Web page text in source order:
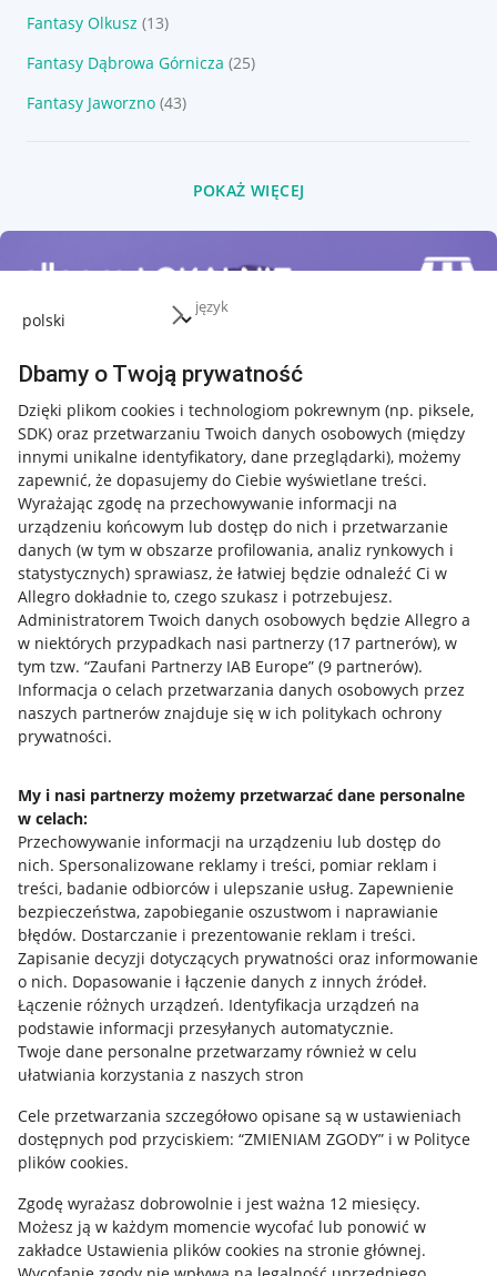
język
Dbamy o Twoją prywatność
Dzięki plikom cookies i technologiom pokrewnym (np. piksele,
SDK) oraz przetwarzaniu Twoich danych osobowych (między
innymi unikalne identyfikatory, dane przeglądarki), możemy
zapewnić, że dopasujemy do Ciebie wyświetlane treści.
Wyrażając zgodę na przechowywanie informacji na
urządzeniu końcowym lub dostęp do nich i przetwarzanie
danych (w tym w obszarze profilowania, analiz rynkowych i
statystycznych) sprawiasz, że łatwiej będzie odnaleźć Ci w
Allegro dokładnie to, czego szukasz i potrzebujesz.
Administratorem Twoich danych osobowych będzie Allegro a
w niektórych przypadkach nasi partnerzy (17 partnerów), w
tym tzw. “Zaufani Partnerzy IAB Europe” (9 partnerów).
Informacja o celach przetwarzania danych osobowych przez
naszych partnerów znajduje się w ich politykach ochrony
prywatności.
My i nasi partnerzy możemy przetwarzać dane personalne
w celach:
Przechowywanie informacji na urządzeniu lub dostęp do
nich. Spersonalizowane reklamy i treści, pomiar reklam i
treści, badanie odbiorców i ulepszanie usług. Zapewnienie
bezpieczeństwa, zapobieganie oszustwom i naprawianie
błędów. Dostarczanie i prezentowanie reklam i treści.
Zapisanie decyzji dotyczących prywatności oraz informowanie
o nich. Dopasowanie i łączenie danych z innych źródeł.
Łączenie różnych urządzeń. Identyfikacja urządzeń na
podstawie informacji przesyłanych automatycznie.
Twoje dane personalne przetwarzamy również w celu
ułatwiania korzystania z naszych stron
Cele przetwarzania szczegółowo opisane są w ustawieniach
dostępnych pod przyciskiem: “ZMIENIAM ZGODY” i w Polityce
plików cookies.
Zgodę wyrażasz dobrowolnie i jest ważna 12 miesięcy.
Możesz ją w każdym momencie wycofać lub ponowić w
zakładce Ustawienia plików cookies na stronie głównej.
Fantasy Olkusz (13)
Fantasy Dąbrowa Górnicza (25)
Fantasy Jaworzno (43)
POKAŻ WIĘCEJ
Przydatne informacje
Jak to działa
Allegro Gadane dla sprzedających
Allegro Gadane dla kupujących
Mapa miejscowości
Informacje prawne
Regulamin
Polityka plików "cookies"
Ustawienia plików "cookies"
Udostępnianie lokalizacji
Informacje dla Aktu o Usługach Cyfrowych
Pobierz aplikację